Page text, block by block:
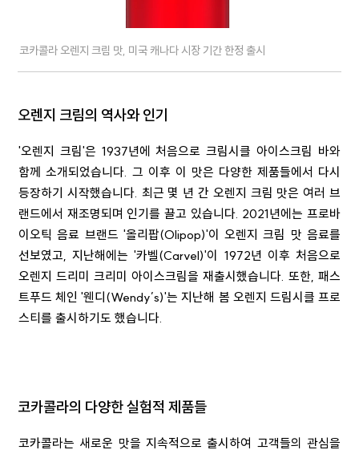
코카콜라 오렌지 크림 맛, 미국 캐나다 시장 기간 한정 출시
오렌지 크림의 역사와 인기
'오렌지 크림'은 1937년에 처음으로 크림시클 아이스크림 바와
함께 소개되었습니다. 그 이후 이 맛은 다양한 제품들에서 다시
등장하기 시작했습니다. 최근 몇 년 간 오렌지 크림 맛은 여러 브
랜드에서 재조명되며 인기를 끌고 있습니다. 2021년에는 프로바
이오틱 음료 브랜드 '올리팝(Olipop)'이 오렌지 크림 맛 음료를
선보였고, 지난해에는 '카벨(Carvel)'이 1972년 이후 처음으로
오렌지 드리미 크리미 아이스크림을 재출시했습니다. 또한, 패스
트푸드 체인 '웬디(Wendy’s)'는 지난해 봄 오렌지 드림시클 프로
스티를 출시하기도 했습니다.
코카콜라의 다양한 실험적 제품들
코카콜라는 새로운 맛을 지속적으로 출시하여 고객들의 관심을